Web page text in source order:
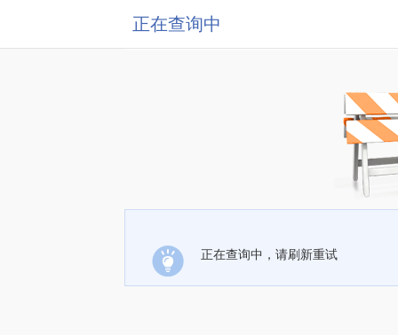
正在查询中
正在查询中，请刷新重试